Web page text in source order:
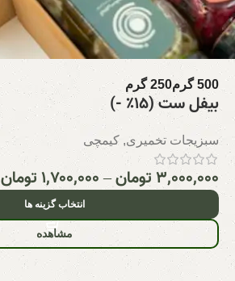
500 گرم 250 گرم
بیفل ست (۱۵٪ -)
سبزیجات تخمیری, کیمچی
۳,۰۰۰,۰۰۰تومان–۱,۷۰۰,۰۰۰تومان
انتخاب گزینه ها
مشاهده